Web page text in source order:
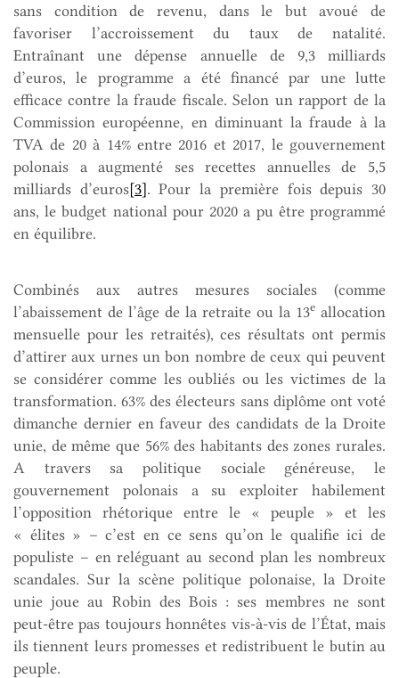
sans condition de revenu, dans le but avoué de
favoriser l’accroissement du taux de natalité.
Entraînant une dépense annuelle de 9,3 milliards
d’euros, le programme a été financé par une lutte
efficace contre la fraude fiscale. Selon un rapport de la
Commission européenne, en diminuant la fraude à la
TVA de 20 à 14% entre 2016 et 2017, le gouvernement
polonais a augmenté ses recettes annuelles de 5,5
milliards d’euros[3]. Pour la première fois depuis 30
ans, le budget national pour 2020 a pu être programmé
en équilibre.
Combinés aux autres mesures sociales (comme
l’abaissement de l’âge de la retraite ou la 13e allocation
mensuelle pour les retraités), ces résultats ont permis
d’attirer aux urnes un bon nombre de ceux qui peuvent
se considérer comme les oubliés ou les victimes de la
transformation. 63% des électeurs sans diplôme ont voté
dimanche dernier en faveur des candidats de la Droite
unie, de même que 56% des habitants des zones rurales.
A travers sa politique sociale généreuse, le
gouvernement polonais a su exploiter habilement
l’opposition rhétorique entre le « peuple » et les
« élites » – c’est en ce sens qu’on le qualifie ici de
populiste – en reléguant au second plan les nombreux
scandales. Sur la scène politique polonaise, la Droite
unie joue au Robin des Bois : ses membres ne sont
peut-être pas toujours honnêtes vis-à-vis de l’État, mais
ils tiennent leurs promesses et redistribuent le butin au
peuple.